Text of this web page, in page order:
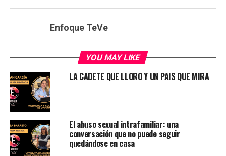
Enfoque TeVe
YOU MAY LIKE
LA CADETE QUE LLORÓ Y UN PAIS QUE MIRA
El abuso sexual intrafamiliar: una
conversación que no puede seguir
quedándose en casa